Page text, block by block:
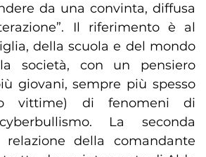
da una convinta, diffusa
Il riferimento è al
della scuola e del mondo
società, con un pensiero
giovani, sempre più spesso
vittime) di fenomeni di
La seconda
della comandante